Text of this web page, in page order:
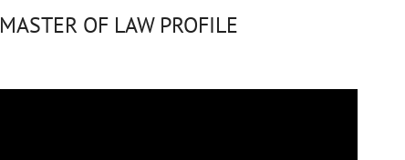
MASTER OF LAW PROFILE